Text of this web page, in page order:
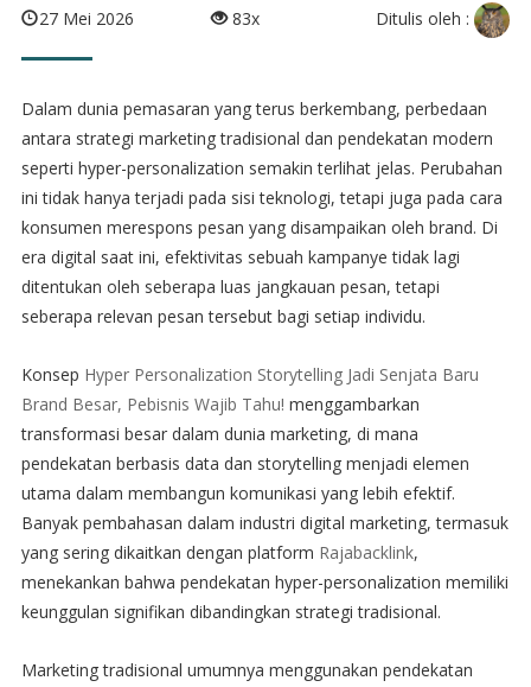
27 Mei 2026 83x Ditulis oleh :
Dalam dunia pemasaran yang terus berkembang, perbedaan
antara strategi marketing tradisional dan pendekatan modern
seperti hyper-personalization semakin terlihat jelas. Perubahan
ini tidak hanya terjadi pada sisi teknologi, tetapi juga pada cara
konsumen merespons pesan yang disampaikan oleh brand. Di
era digital saat ini, efektivitas sebuah kampanye tidak lagi
ditentukan oleh seberapa luas jangkauan pesan, tetapi
seberapa relevan pesan tersebut bagi setiap individu.
Konsep Hyper Personalization Storytelling Jadi Senjata Baru
Brand Besar, Pebisnis Wajib Tahu! menggambarkan
transformasi besar dalam dunia marketing, di mana
pendekatan berbasis data dan storytelling menjadi elemen
utama dalam membangun komunikasi yang lebih efektif.
Banyak pembahasan dalam industri digital marketing, termasuk
yang sering dikaitkan dengan platform Rajabacklink,
menekankan bahwa pendekatan hyper-personalization memiliki
keunggulan signifikan dibandingkan strategi tradisional.
Marketing tradisional umumnya menggunakan pendekatan